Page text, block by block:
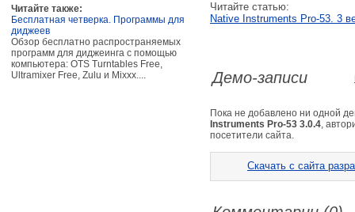
Читайте также:
Бесплатная четверка. Программы для
диджеев
Обзор бесплатно распространяемых
программ для диджеинга с помощью
компьютера: OTS Turntables Free,
Ultramixer Free, Zulu и Mixxx....
Читайте статью:
Native Instruments Pro-53. 3
Демо-записи
Пока не добавлено ни одной
Instruments Pro-53 3.0.4,
посетители сайта.
Скачать с сайта